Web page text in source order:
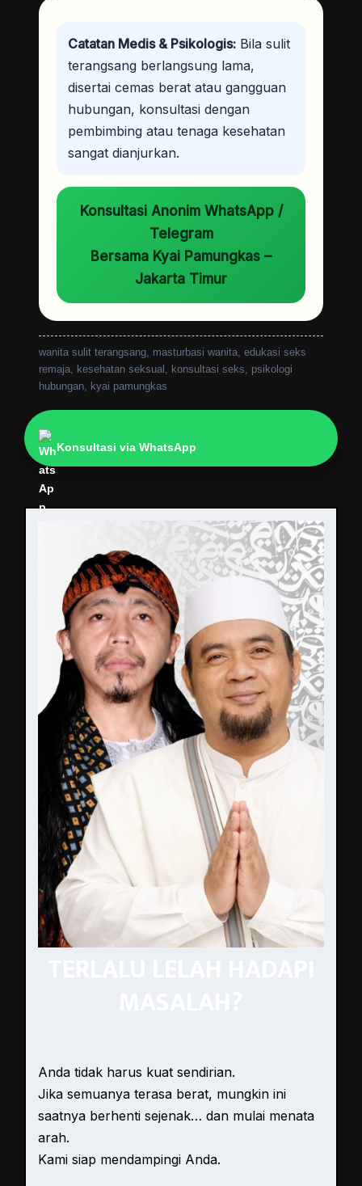
Catatan Medis & Psikologis: Bila sulit
terangsang berlangsung lama,
disertai cemas berat atau gangguan
hubungan, konsultasi dengan
pembimbing atau tenaga kesehatan
sangat dianjurkan.
Konsultasi Anonim WhatsApp /
Telegram
Bersama Kyai Pamungkas –
Jakarta Timur
wanita sulit terangsang, masturbasi wanita, edukasi seks
remaja, kesehatan seksual, konsultasi seks, psikologi
hubungan, kyai pamungkas
Konsultasi via WhatsApp
Anda tidak harus kuat sendirian.
Jika semuanya terasa berat, mungkin ini
saatnya berhenti sejenak… dan mulai menata
arah.
Kami siap mendampingi Anda.